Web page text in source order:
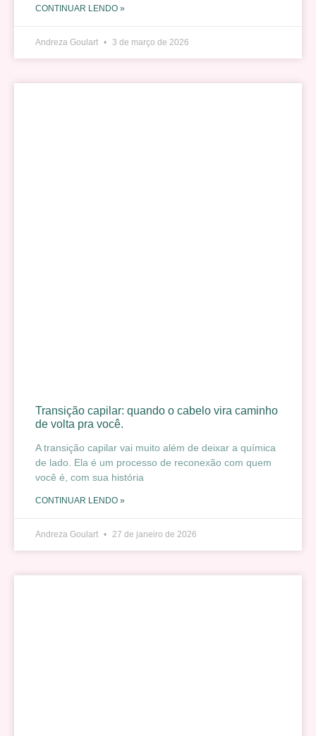
CONTINUAR LENDO »
Andreza Goulart 3 de março de 2026
Transição capilar: quando o cabelo vira caminho
de volta pra você.
A transição capilar vai muito além de deixar a química
de lado. Ela é um processo de reconexão com quem
você é, com sua história
CONTINUAR LENDO »
Andreza Goulart 27 de janeiro de 2026